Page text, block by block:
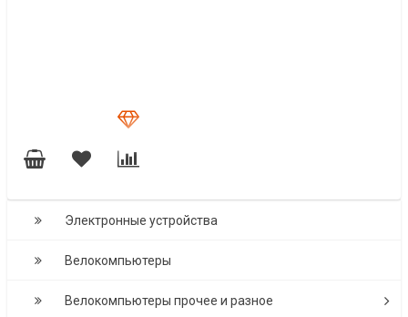
Электронные устройства
Велокомпьютеры
Велокомпьютеры прочее и разное